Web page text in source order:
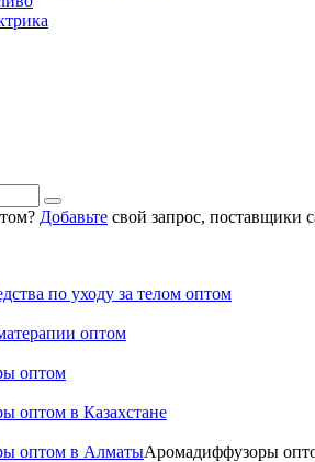
Добавьте свой запрос, поставщики
по уходу за телом оптом
оптом
оптом
оптом в Казахстане
оптом в АлматыАромадиффузоры